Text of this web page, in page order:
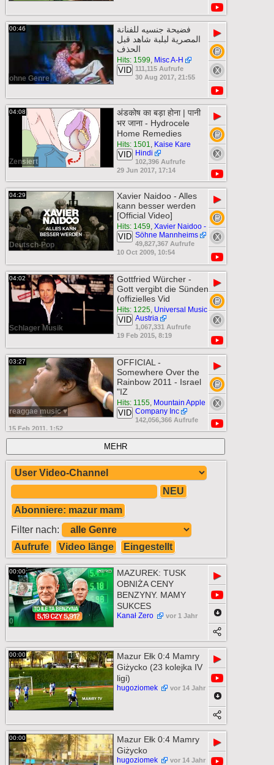
00:46
ohne Genre
فضيحة جنسيه للفنانة
المصرية لبلبة شاهد قبل
الحذف
Hits: 1599, Misc A-H
VID 111,115 Aufrufe
30 Aug 2017, 21:55
▶
04:08
Zensiert
अंडकोष का बड़ा होना | पानी
भर जाना - Hydrocele
Home Remedies
Hits: 1501, Kaise Kare
Hindi
VID
102,396 Aufrufe
29 Jun 2017, 17:14
▶
04:29
Deutsch-Pop
Xavier Naidoo - Alles
kann besser werden
[Official Video]
Hits: 1459, Xavier Naidoo -
Söhne Mannheims
VID
49,827,367 Aufrufe
10 Oct 2009, 10:54
▶
04:02
Schlager Musik
Gottfried Würcher -
Gott vergibt die Sünden
(offizielles Vid
Hits: 1225, Universal Music
Austria
VID
1,067,331 Aufrufe
19 Feb 2015, 8:19
▶
03:27
reaggae music ♥
OFFICIAL -
Somewhere Over the
Rainbow 2011 - Israel
"IZ
Hits: 1155, Mountain Apple
Company Inc
VID
142,056,366 Aufrufe
15 Feb 2011, 1:52
▶
MEHR
NEU
Abonniere: mazur mam
Filter nach:
Aufrufe
Video länge Eingestellt
00:00
0
MAZUREK: TUSK
OBNIŻA CENY
BENZYNY. MAMY
SUKCES
Kanał Zero vor 1 Jahr
▶
00:00
0
Mazur Ełk 0:4 Mamry
Giżycko (23 kolejka IV
ligi)
hugoziomek vor 14 Jahr
▶
00:00
Mazur Ełk 0:4 Mamry
Giżycko
hugoziomek vor 14 Jahr
▶